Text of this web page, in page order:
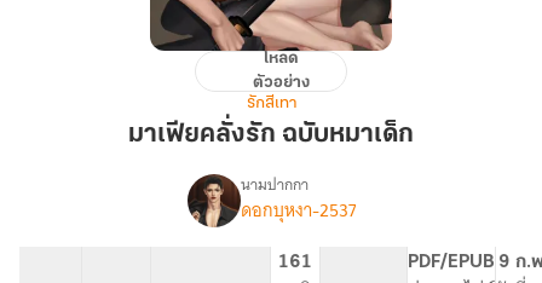
มาเฟีย
รัก
โหลด
ตัวอย่าง
รักสีเทา
มาเฟียคลั่งรัก ฉบับหมาเด็ก
เรื่อง
มาเฟีย
คลั่ง
นามปากกา
ดอกบุหงา-2537
161 PDF/EPUB 9 ก.